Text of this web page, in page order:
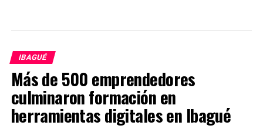
IBAGUÉ
Más de 500 emprendedores
culminaron formación en
herramientas digitales en Ibagué